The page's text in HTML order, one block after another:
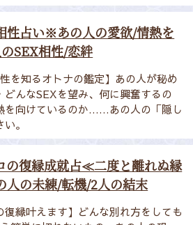
性占い※あの人の愛欲/情熱を
SEX相性/恋絆
を知るオトナの鑑定】あの人が秘め
んなSEXを望み、何に興奮するの
を向けているのか……あの人の「隠し
。
の復縁成就占≪二度と離れぬ縁
の未練/転機/2人の結末
復縁叶えます】どんな別れ方をしても